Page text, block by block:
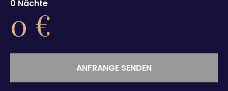
0 Nächte
0 €
ANFRANGE SENDEN